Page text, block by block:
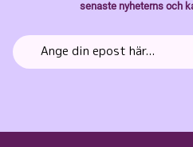
senaste nyheterns och